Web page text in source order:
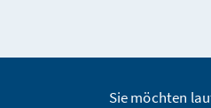
Sie möchten